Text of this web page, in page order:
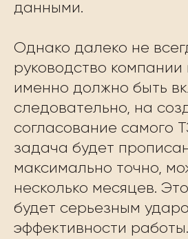
данными.
Однако далеко не
руководство компании
именно должно быть
следовательно, на
согласование самого
задача будет
максимально точно,
несколько месяцев.
будет серьезным
эффективности работы.